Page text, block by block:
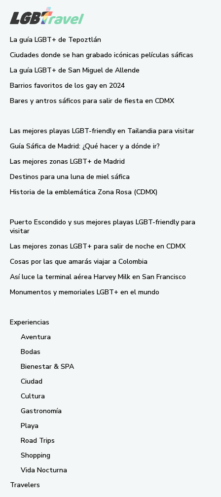
La guía LGBT+ de Tepoztlán
Ciudades donde se han grabado icónicas películas sáficas
La guía LGBT+ de San Miguel de Allende
Barrios favoritos de los gay en 2024
Bares y antros sáficos para salir de fiesta en CDMX
Las mejores playas LGBT-friendly en Tailandia para visitar
Guía Sáfica de Madrid: ¿Qué hacer y a dónde ir?
Las mejores zonas LGBT+ de Madrid
Destinos para una luna de miel sáfica
Historia de la emblemática Zona Rosa (CDMX)
Puerto Escondido y sus mejores playas LGBT-friendly para
visitar
Las mejores zonas LGBT+ para salir de noche en CDMX
Cosas por las que amarás viajar a Colombia
Así luce la terminal aérea Harvey Milk en San Francisco
Monumentos y memoriales LGBT+ en el mundo
Experiencias
Aventura
Bodas
Bienestar & SPA
Ciudad
Cultura
Gastronomía
Playa
Road Trips
Shopping
Vida Nocturna
Travelers